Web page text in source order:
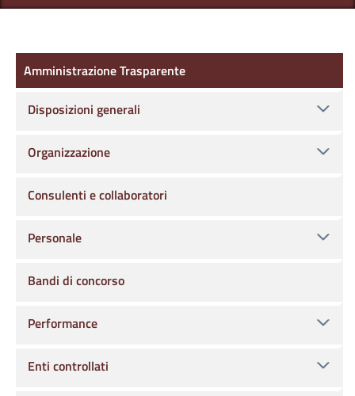
Amministrazione Trasparente
Amministrazione Trasparente
Disposizioni generali
Organizzazione
Consulenti e collaboratori
Personale
Bandi di concorso
Performance
Enti controllati